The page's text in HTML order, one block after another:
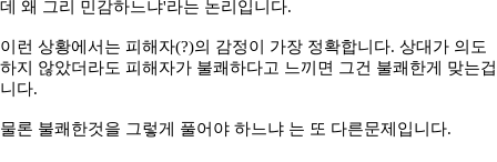
데 왜 그리 민감하느냐'라는 논리입니다.
이런 상황에서는 피해자(?)의 감정이 가장 정확합니다. 상대가 의도
하지 않았더라도 피해자가 불쾌하다고 느끼면 그건 불쾌한게 맞는겁
니다.
물론 불쾌한것을 그렇게 풀어야 하느냐 는 또 다른문제입니다.